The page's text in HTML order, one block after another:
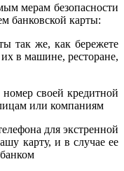
мерам безопасности
банковской карты:
так же, как бережете
в машине, ресторане,
своей кредитной
или компаниям
для экстренной
карту, и в случае ее